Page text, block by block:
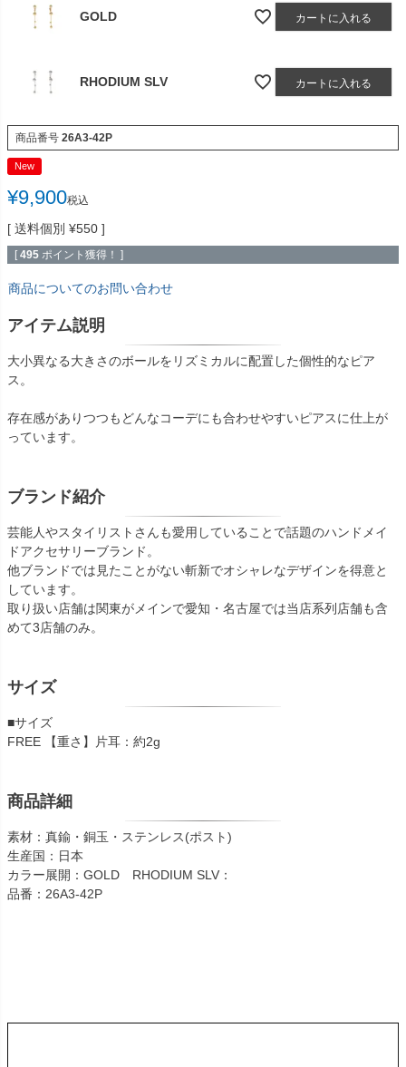
GOLD カートに入れる
RHODIUM SLV カートに入れる
商品番号 26A3-42P
New
¥9,900税込
送料個別 ¥550
[ 495 ポイント獲得！ ]
商品についてのお問い合わせ
アイテム説明
大小異なる大きさのボールをリズミカルに配置した個性的なピア
ス。
存在感がありつつもどんなコーデにも合わせやすいピアスに仕上が
っています。
ブランド紹介
芸能人やスタイリストさんも愛用していることで話題のハンドメイ
ドアクセサリーブランド。
他ブランドでは見たことがない斬新でオシャレなデザインを得意と
しています。
取り扱い店舗は関東がメインで愛知・名古屋では当店系列店舗も含
めて3店舗のみ。
サイズ
■サイズ
FREE 【重さ】片耳：約2g
商品詳細
素材：真鍮・銅玉・ステンレス(ポスト)
生産国：日本
カラー展開：GOLD RHODIUM SLV：
品番：26A3-42P